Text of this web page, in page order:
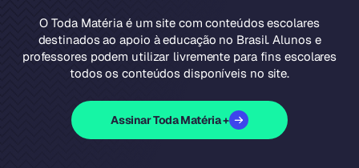
O Toda Matéria é um site com conteúdos escolares
destinados ao apoio à educação no Brasil. Alunos e
professores podem utilizar livremente para fins escolares
todos os conteúdos disponíveis no site.
Assinar Toda Matéria +